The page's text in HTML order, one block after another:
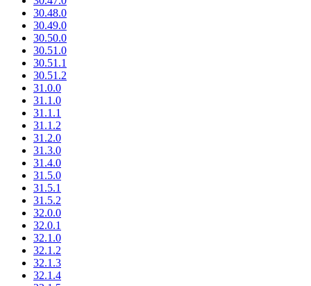
30.48.0
30.49.0
30.50.0
30.51.0
30.51.1
30.51.2
31.0.0
31.1.0
31.1.1
31.1.2
31.2.0
31.3.0
31.4.0
31.5.0
31.5.1
31.5.2
32.0.0
32.0.1
32.1.0
32.1.2
32.1.3
32.1.4